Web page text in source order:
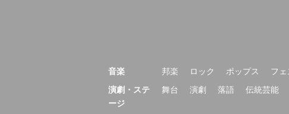
音楽 邦楽 ロック ポップス フェ
演劇・ステ
ージ
舞台 演劇 落語 伝統芸能